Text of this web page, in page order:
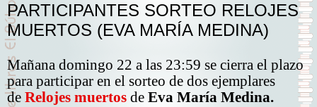
PARTICIPANTES SORTEO RELOJES
MUERTOS (EVA MARÍA MEDINA)
Mañana domingo 22 a las 23:59 se cierra el plazo
para participar en el sorteo de dos ejemplares
de Relojes muertos de Eva María Medina.